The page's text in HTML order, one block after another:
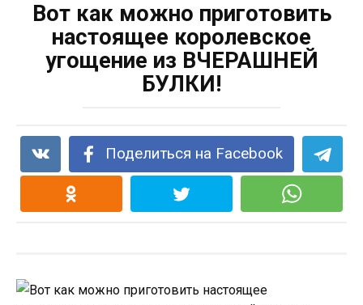
Вот как можно приготовить
настоящее королевское
угощение из ВЧЕРАШНЕЙ
БУЛКИ!
Поделиться на Facebook